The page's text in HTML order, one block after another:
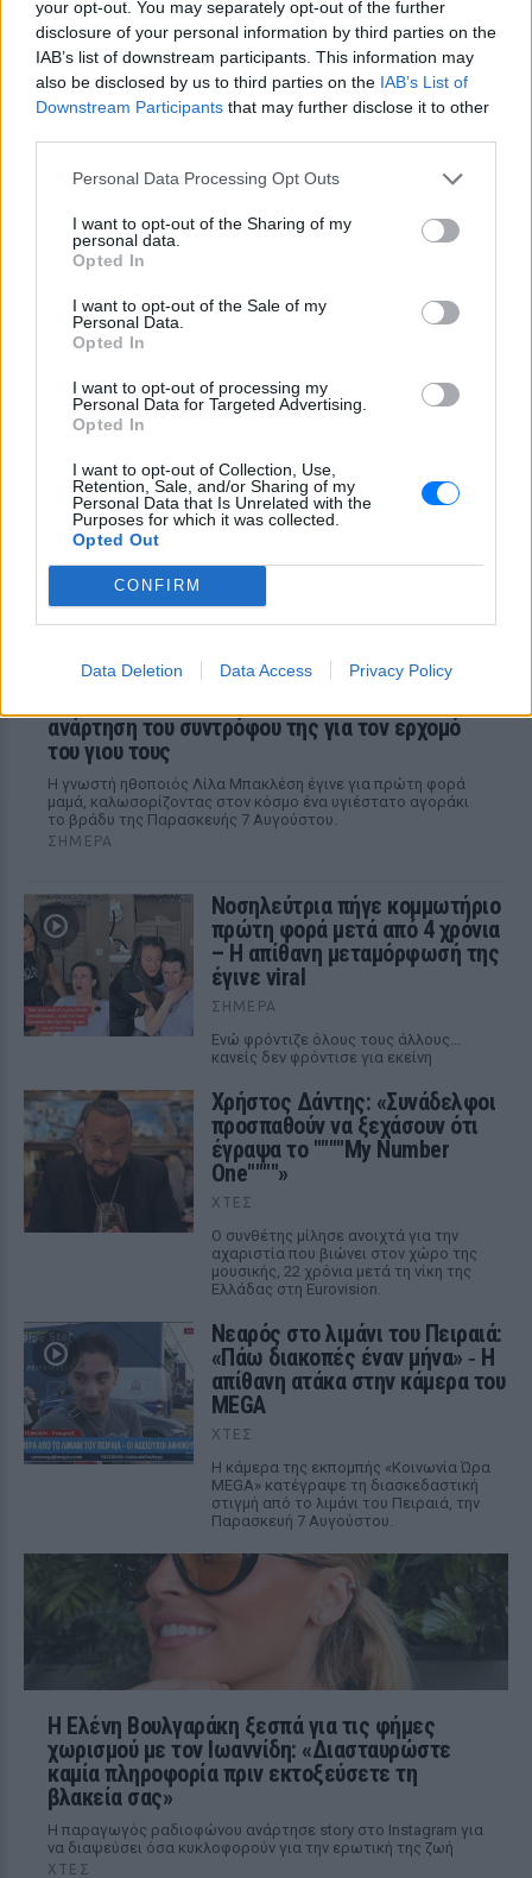
your opt-out. You may separately opt-out of the further
disclosure of your personal information by third parties on the
IAB’s list of downstream participants. This information may
also be disclosed by us to third parties on the IAB’s List of
Downstream Participants that may further disclose it to other
Personal Data Processing Opt Outs
I want to opt-out of the Sharing of my
personal data.
Opted In
I want to opt-out of the Sale of my
Personal Data.
Opted In
I want to opt-out of processing my
Personal Data for Targeted Advertising.
Opted In
I want to opt-out of Collection, Use,
Retention, Sale, and/or Sharing of my
Personal Data that Is Unrelated with the
Purposes for which it was collected.
Opted Out
CONFIRM
Data Deletion Data Access Privacy Policy
καταλληλότητα του νερού, με σχόλια
όπως «τα πόδια του δεν ήταν μέσα σε
αυτό;»
22 χρόνια από τον θάνατο του
Δημήτρη Παπαμιχαήλ: Η
ανάρτηση της Φίνος Φιλμ για
το «γοητευτικό λεβεντόπαιδο
του ελληνικού σινεμά»
ΣΉΜΕΡΑ
μεγάλης οικογένειας της Φίνος Φιλμ,
λαγοκέφαλο στο χέρι
αντιδρούμε όταν συναντάμε λαγοκέφαλο
στη θάλασσα
ανάρτηση του συντρόφου της για τον ερχομό
του γιου τους
Η γνωστή ηθοποιός Λίλα Μπακλέση έγινε για πρώτη φορά
μαμά, καλωσορίζοντας στον κόσμο ένα υγιέστατο αγοράκι
το βράδυ της Παρασκευής 7 Αυγούστου.
ΣΉΜΕΡΑ
Νοσηλεύτρια πήγε κομμωτήριο
πρώτη φορά μετά από 4 χρόνια
– Η απίθανη μεταμόρφωσή της
έγινε viral
ΣΉΜΕΡΑ
Ενώ φρόντιζε όλους τους άλλους...
κανείς δεν φρόντισε για εκείνη
Χρήστος Δάντης: «Συνάδελφοι
προσπαθούν να ξεχάσουν ότι
έγραψα το """"My Number
One""""»
ΧΤΕΣ
Ο συνθέτης μίλησε ανοιχτά για την
αχαριστία που βιώνει στον χώρο της
μουσικής, 22 χρόνια μετά τη νίκη της
Ελλάδας στη Eurovision.
Νεαρός στο λιμάνι του Πειραιά:
«Πάω διακοπές έναν μήνα» ‑ Η
απίθανη ατάκα στην κάμερα του
MEGA
ΧΤΕΣ
Η κάμερα της εκπομπής «Κοινωνία Ώρα
MEGA» κατέγραψε τη διασκεδαστική
στιγμή από το λιμάνι του Πειραιά, την
Παρασκευή 7 Αυγούστου.
Η Ελένη Βουλγαράκη ξεσπά για τις φήμες
χωρισμού με τον Ιωαννίδη: «Διασταυρώστε
καμία πληροφορία πριν εκτοξεύσετε τη
βλακεία σας»
Η παραγωγός ραδιοφώνου ανάρτησε story στο Instagram για
να διαψεύσει όσα κυκλοφορούν για την ερωτική της ζωή
ΧΤΕΣ